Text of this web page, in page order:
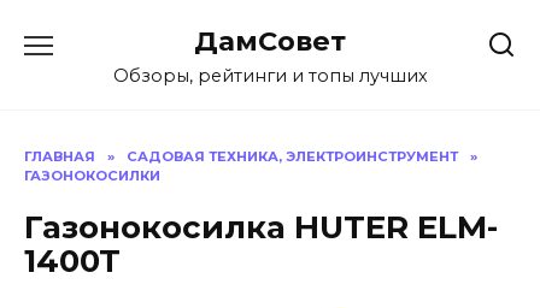
содержанию
ДамСовет
Обзоры, рейтинги и топы лучших
ГЛАВНАЯ » САДОВАЯ ТЕХНИКА, ЭЛЕКТРОИНСТРУМЕНТ
»
ГАЗОНОКОСИЛКИ
Газонокосилка HUTER ELM-
1400T